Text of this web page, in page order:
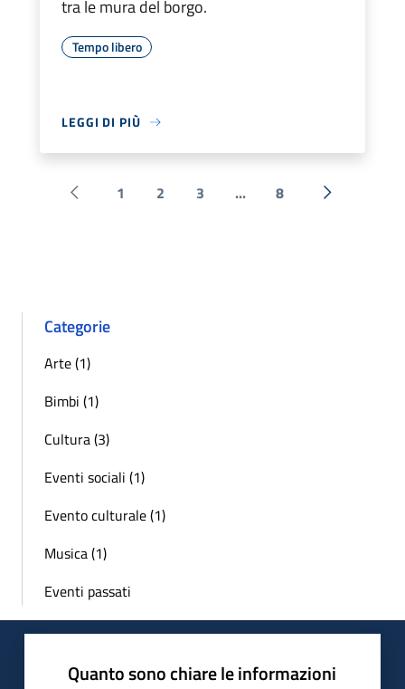
tra le mura del borgo.
Tempo libero
LEGGI DI PIÙ
Pagina precedente
1 2 3 ... 8 Successiva
Categorie
Arte (1)
Bimbi (1)
Cultura (3)
Eventi sociali (1)
Evento culturale (1)
Musica (1)
Eventi passati
Quanto sono chiare le informazioni